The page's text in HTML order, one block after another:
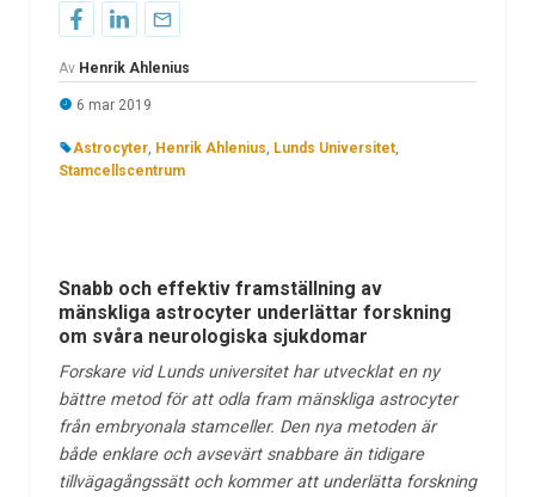
Av Henrik Ahlenius
6 mar 2019
Astrocyter, Henrik Ahlenius, Lunds Universitet,
Stamcellscentrum
Snabb och effektiv framställning av
mänskliga astrocyter underlättar forskning
om svåra neurologiska sjukdomar
Forskare vid Lunds universitet har utvecklat en ny
bättre metod för att odla fram mänskliga astrocyter
från embryonala stamceller. Den nya metoden är
både enklare och avsevärt snabbare än tidigare
tillvägagångssätt och kommer att underlätta forskning